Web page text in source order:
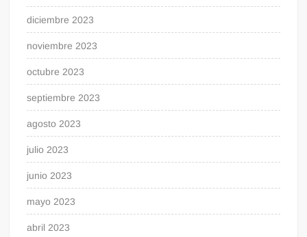
diciembre 2023
noviembre 2023
octubre 2023
septiembre 2023
agosto 2023
julio 2023
junio 2023
mayo 2023
abril 2023